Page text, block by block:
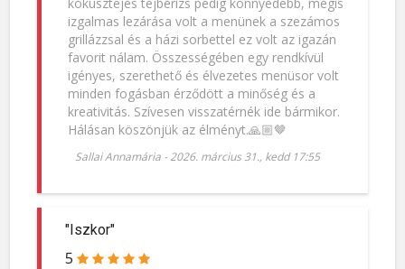
izgalmas lezárása volt a menünek a szezámos
grillázzsal és a házi sorbettel ez volt az igazán
favorit nálam. Összességében egy rendkívül
igényes, szerethető és élvezetes menüsor volt
minden fogásban érződött a minőség és a
kreativitás. Szívesen visszatérnék ide bármikor.
Hálásan köszönjük az élményt.🙏🏼🤎
Sallai Annamária -2026. március 31., kedd 17:55
"Iszkor"
5